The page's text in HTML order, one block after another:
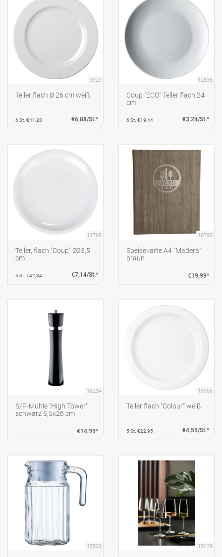
3929
Teller flach Ø 26 cm weiß
6 St. €41,28 €6,88/St.*
12835
Coup "ECO" Teller flach 24
cm
6 St. €19,44 €3,24/St.*
11768
Teller, flach "Coup" Ø25,5
cm
6 St. €42,84 €7,14/St.*
16795
Speisekarte A4 "Madera"
braun
€19,99*
16234
S/P-Mühle "High Tower"
schwarz 5,5x26 cm
€14,99*
15906
Teller flach "Colour" weiß
5 St. €22,95 €4,59/St.*
15529 15439